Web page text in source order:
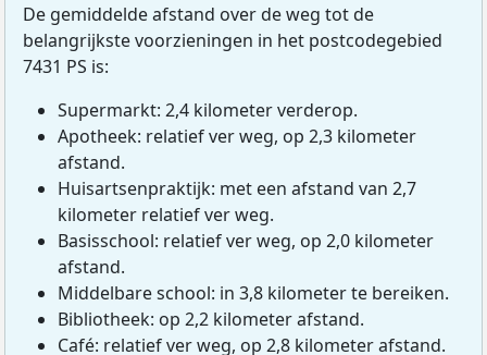
De gemiddelde afstand over de weg tot de
belangrijkste voorzieningen in het postcodegebied
7431 PS is:
Supermarkt: 2,4 kilometer verderop.
Apotheek: relatief ver weg, op 2,3 kilometer
afstand.
Huisartsenpraktijk: met een afstand van 2,7
kilometer relatief ver weg.
Basisschool: relatief ver weg, op 2,0 kilometer
afstand.
Middelbare school: in 3,8 kilometer te bereiken.
Bibliotheek: op 2,2 kilometer afstand.
Café: relatief ver weg, op 2,8 kilometer afstand.